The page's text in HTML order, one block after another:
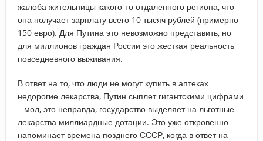
жалоба жительницы какого-то отдаленного региона, что
она получает зарплату всего 10 тысяч рублей (примерно
150 евро). Для Путина это невозможно представить, но
для миллионов граждан России это жесткая реальность
повседневного выживания.
В ответ на то, что люди не могут купить в аптеках
недорогие лекарства, Путин сыплет гигантскими цифрами
– мол, это неправда, государство выделяет на льготные
лекарства миллиардные дотации. Это уже откровенно
напоминает времена позднего СССР, когда в ответ на